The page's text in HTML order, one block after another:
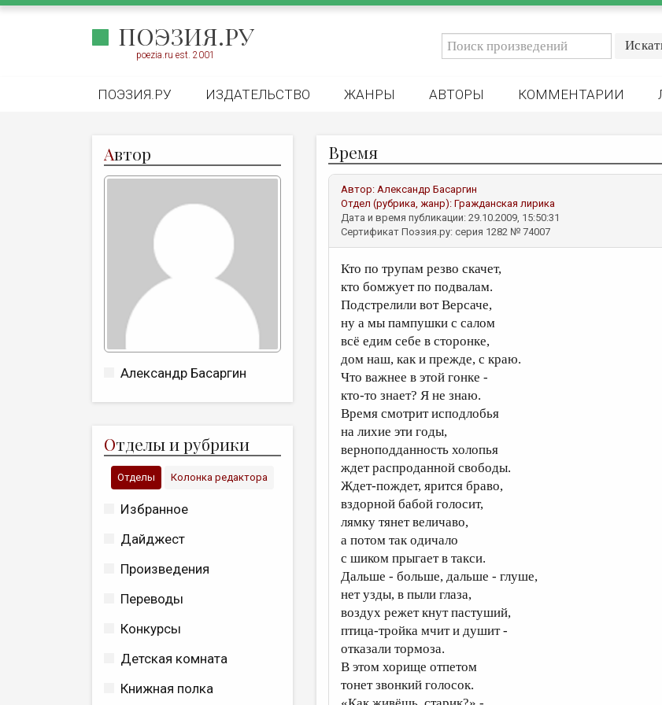
ПОЭЗИЯ.РУ
poezia.ru est. 2001
ПОЭЗИЯ.РУ ИЗДАТЕЛЬСТВО ЖАНРЫ АВТОРЫ КОММЕНТАРИИ
Автор
Александр Басаргин
Отделы и рубрики
Отделы Колонка редактора
Избранное
Дайджест
Произведения
Переводы
Конкурсы
Детская комната
Книжная полка
Время
Автор: Александр Басаргин
Отдел (рубрика, жанр): Гражданская лирика
Дата и время публикации: 29.10.2009, 15:50:31
Сертификат Поэзия.ру: серия 1282 № 74007
Кто по трупам резво скачет,
кто бомжует по подвалам.
Подстрелили вот Версаче,
ну а мы пампушки с салом
всё едим себе в сторонке,
дом наш, как и прежде, с краю.
Что важнее в этой гонке -
кто-то знает? Я не знаю.
Время смотрит исподлобья
на лихие эти годы,
верноподданность холопья
ждет распроданной свободы.
Ждет-пождет, ярится браво,
вздорной бабой голосит,
лямку тянет величаво,
а потом так одичало
с шиком прыгает в такси.
Дальше - больше, дальше - глуше,
нет узды, в пыли глаза,
воздух режет кнут пастуший,
птица-тройка мчит и душит -
отказали тормоза.
В этом хорище отпетом
тонет звонкий голосок.